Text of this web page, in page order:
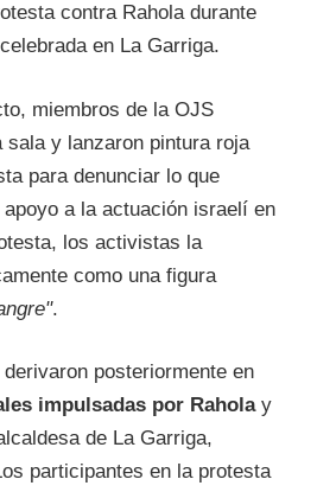
contra Rahola durante
en La Garriga.
miembros de la OJS
sala y lanzaron pintura roja
para denunciar lo que
a la actuación israelí en
los activistas la
como una figura
.
posteriormente en
impulsadas por Raholay
de La Garriga,
participantes en la protesta